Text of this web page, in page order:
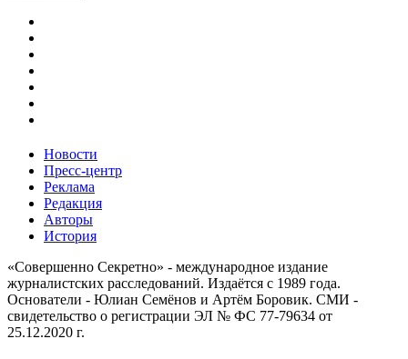
Новости
Пресс-центр
Реклама
Редакция
Авторы
История
«Совершенно Секретно» - международное издание
журналистских расследований. Издаётся с 1989 года.
Основатели - Юлиан Семёнов и Артём Боровик. CМИ -
свидетельство о регистрации ЭЛ № ФС 77-79634 от
25.12.2020 г.